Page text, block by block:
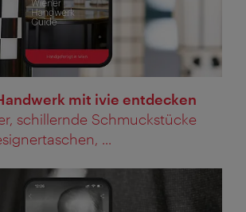
mit ivie entdecken
schillernde Schmuckstücke
...